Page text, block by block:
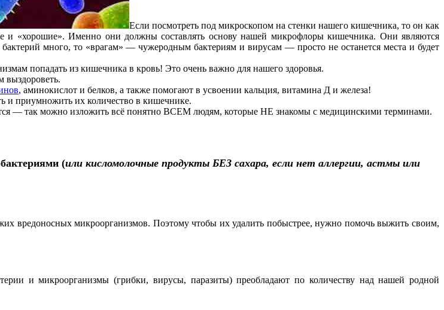
Если посмотреть под микроскопом на стенки нашего кишечника, то он как
«хорошие». Именно они должны составлять основу нашей микрофлоры кишечника. Они являются
много, то «врагам» — чужеродным бактериям и вирусам — просто не останется места и будет
попадать из кишечника в кровь! Это очень важно для нашего здоровья.
выздороветь.
, аминокислот и белков, а также помогают в усвоении кальция, витамина Д и железа!
и приумножить их количество в кишечнике.
— так можно изложить всё понятно ВСЕМ людям, которые НЕ знакомы с медицинскими терминами.
(или кисломолочные продукты БЕЗ сахара, если нет аллергии, астмы или
вредоносных микроорганизмов. Поэтому чтобы их удалить побыстрее, нужно помочь выжить своим,
и микроорганизмы (грибки, вирусы, паразиты) преобладают по количеству над нашей родной